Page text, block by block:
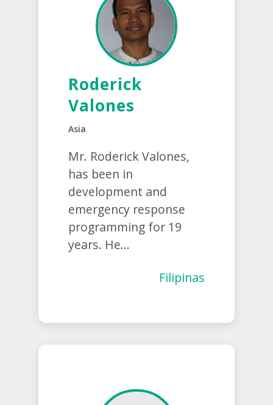
Roderick
Valones
Asia
Mr. Roderick Valones,
has been in
development and
emergency response
programming for 19
years. He...
Filipinas